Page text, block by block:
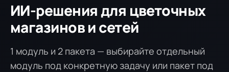
ИИ-решения для цветочных
магазинов и сетей
1 модуль и 2 пакета — выбирайте отдельный
модуль под конкретную задачу или пакет под